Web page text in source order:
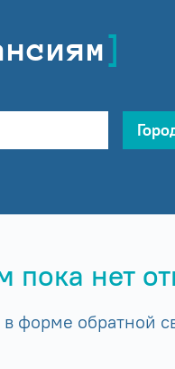
нет
обратной